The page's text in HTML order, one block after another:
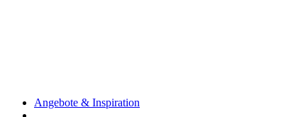
Angebote & Inspiration